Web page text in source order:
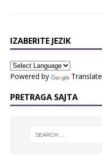
IZABERITE JEZIK
Powered by Translate
PRETRAGA SAJTA